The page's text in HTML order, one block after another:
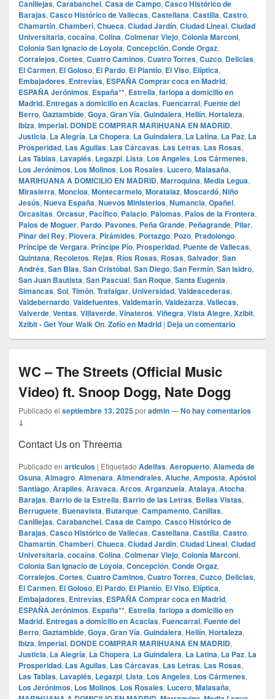
Canillejas, Carabanchel, Casa de Campo, Casco Histórico de
Barajas, Casco Histórico de Vallecas, Castellana, Castilla, Castro,
Chamartín, Chamberí, Chueca, Ciudad Jardín, Ciudad Lineal, Ciudad
Universitaria, cocaína, Colina, Colmenar Viejo, Colonia Marconi,
Colonia San Ignacio de Loyola, Concepción, Conde Orgaz,
Corralejos, Cortes, Cuatro Caminos, Cuatro Torres, Cuzco, Delicias,
El Carmen, El Goloso, El Pardo, El Plantío, El Viso, Elíptica,
Embajadores, Entrevías, ESPAÑA Comprar coca en Madrid,
ESPAÑA Jerónimos, España**, Estrella, farlopa a domicilio en
Madrid. Entregas a domicilio en Acacias, Fuencarral, Fuente del
Berro, Gaztambide, Goya, Gran Vía, Guindalera, Hellín, Hortaleza,
Ibiza, Imperial. DONDE COMPRAR MARIHUANA EN MADRID,
Justicia, La Alegría, La Chopera, La Guindalera, La Latina, La Paz, La
Prosperidad, Las Aguilas, Las Cárcavas, Las Letras, Las Rosas,
Las Tablas, Lavapiés, Legazpi, Lista, Los Angeles, Los Cármenes,
Los Jerónimos, Los Molinos, Los Rosales, Lucero, Malasaña,
MARIHUANA A DOMICILIO EN MADRID, Marroquina, Media Legua,
Mirasierra, Moncloa, Montecarmelo, Moratalaz, Moscardó, Niño
Jesús, Nueva España, Nuevos Ministerios, Numancia, Opañel,
Orcasitas, Orcasur, Pacífico, Palacio, Palomas, Palos de la Frontera,
Palos de Moguer, Pardo, Pavones, Peña Grande, Peñagrande, Pilar,
Pinar del Rey, Piovera, Pirámides, Portazgo, Pozo, Pradolongo,
Príncipe de Vergara, Príncipe Pío, Prosperidad, Puente de Vallecas,
Quintana, Recoletos, Rejas, Ríos Rosas, Rosas, Salvador, San
Andrés, San Blas, San Cristóbal, San Diego, San Fermín, San Isidro,
San Juan Bautista, San Pascual, San Roque, Santa Eugenia,
Simancas, Sol, Timón, Trafalgar, Universidad, Valdeacederas,
Valdebernardo, Valdefuentes, Valdemarín, Valdezarza, Vallecas,
Valverde, Ventas, Villaverde, Vinateros, Viñegra, Vista Alegre, Xzibit,
Xzibit - Get Your Walk On, Zofío en Madrid | Deja un comentario
WC – The Streets (Official Music
Video) ft. Snoop Dogg, Nate Dogg
Publicado el septiembre 13, 2025poradmin—No hay comentarios
↓
Contact Us on Threema
Publicado en articulos | Etiquetado Adelfas, Aeropuerto, Alameda de
Osuna, Almagro, Almenara, Almendrales, Aluche, Amposta, Apóstol
Santiago, Arapiles, Aravaca, Arcos, Arganzuela, Atalaya, Atocha,
Barajas, Barrio de la Estrella, Barrio de las Letras, Bellas Vistas,
Berruguete, Buenavista, Butarque, Campamento, Canillas,
Canillejas, Carabanchel, Casa de Campo, Casco Histórico de
Barajas, Casco Histórico de Vallecas, Castellana, Castilla, Castro,
Chamartín, Chamberí, Chueca, Ciudad Jardín, Ciudad Lineal, Ciudad
Universitaria, cocaína, Colina, Colmenar Viejo, Colonia Marconi,
Colonia San Ignacio de Loyola, Concepción, Conde Orgaz,
Corralejos, Cortes, Cuatro Caminos, Cuatro Torres, Cuzco, Delicias,
El Carmen, El Goloso, El Pardo, El Plantío, El Viso, Elíptica,
Embajadores, Entrevías, ESPAÑA Comprar coca en Madrid,
ESPAÑA Jerónimos, España**, Estrella, farlopa a domicilio en
Madrid. Entregas a domicilio en Acacias, Fuencarral, Fuente del
Berro, Gaztambide, Goya, Gran Vía, Guindalera, Hellín, Hortaleza,
Ibiza, Imperial. DONDE COMPRAR MARIHUANA EN MADRID,
Justicia, La Alegría, La Chopera, La Guindalera, La Latina, La Paz, La
Prosperidad, Las Aguilas, Las Cárcavas, Las Letras, Las Rosas,
Las Tablas, Lavapiés, Legazpi, Lista, Los Angeles, Los Cármenes,
Los Jerónimos, Los Molinos, Los Rosales, Lucero, Malasaña,